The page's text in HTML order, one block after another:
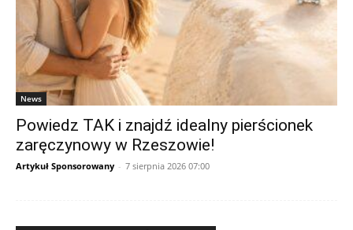
News
Powiedz TAK i znajdź idealny pierścionek
zaręczynowy w Rzeszowie!
Artykuł Sponsorowany - 7 sierpnia 2026 07:00